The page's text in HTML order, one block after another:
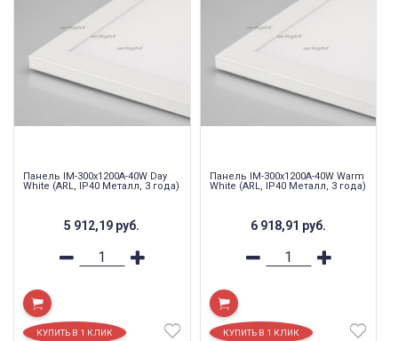
Панель IM-300x1200A-40W Day
White (ARL, IP40 Металл, 3 года)
5 912,19 руб.
Панель IM-300x1200A-40W Warm
White (ARL, IP40 Металл, 3 года)
6 918,91 руб.